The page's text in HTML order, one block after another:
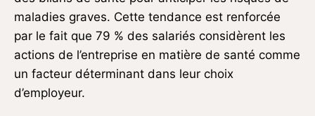
maladies graves. Cette tendance est renforcée
par le fait que 79 % des salariés considèrent les
actions de l’entreprise en matière de santé comme
un facteur déterminant dans leur choix
d’employeur.